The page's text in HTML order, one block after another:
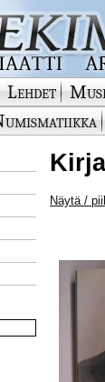
Lehdet
Näytä /